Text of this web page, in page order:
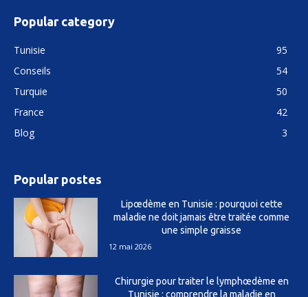
Popular category
Tunisie
95
Conseils
54
Turquie
50
France
42
Blog
3
Popular postes
Lipœdème en Tunisie : pourquoi cette
maladie ne doit jamais être traitée comme
une simple graisse
12 mai 2026
Chirurgie pour traiter le lymphœdème en
Tunisie : comprendre la maladie en